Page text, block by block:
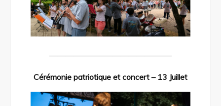
———————————————–
Cérémonie patriotique et concert – 13 Juillet